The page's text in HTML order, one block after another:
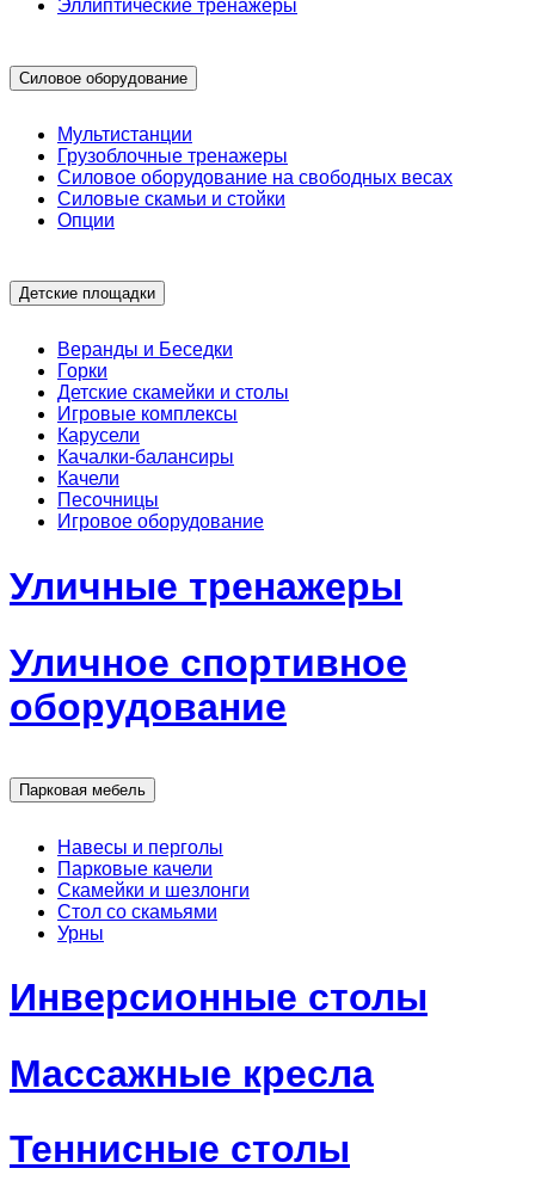
Эллиптические тренажеры
Силовое оборудование
Мультистанции
Грузоблочные тренажеры
Силовое оборудование на свободных весах
Силовые скамьи и стойки
Опции
Детские площадки
Веранды и Беседки
Горки
Детские скамейки и столы
Игровые комплексы
Карусели
Качалки-балансиры
Качели
Песочницы
Игровое оборудование
Уличные тренажеры
Уличное спортивное
оборудование
Парковая мебель
Навесы и перголы
Парковые качели
Скамейки и шезлонги
Стол со скамьями
Урны
Инверсионные столы
Массажные кресла
Теннисные столы